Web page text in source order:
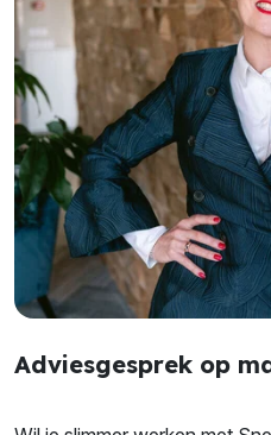
Adviesgesprek op